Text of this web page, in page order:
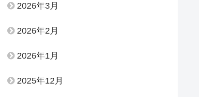
2026年3月
2026年2月
2026年1月
2025年12月